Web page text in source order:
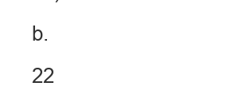
b.
22